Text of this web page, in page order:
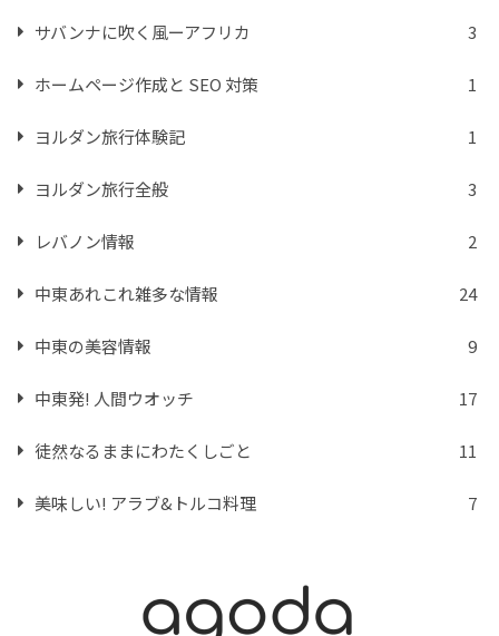
サバンナに吹く風ーアフリカ 3
ホームページ作成と SEO 対策 1
ヨルダン旅行体験記 1
ヨルダン旅行全般 3
レバノン情報 2
中東あれこれ雑多な情報 24
中東の美容情報 9
中東発! 人間ウオッチ 17
徒然なるままにわたくしごと 11
美味しい! アラブ&トルコ料理 7